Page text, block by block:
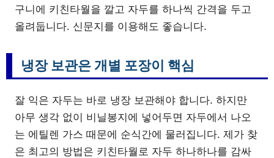
구니에 키친타월을 깔고 자두를 하나씩 간격을 두고
올려둡니다. 신문지를 이용해도 좋습니다.
냉장 보관은 개별 포장이 핵심
잘 익은 자두는 바로 냉장 보관해야 합니다. 하지만
아무 생각 없이 비닐봉지에 넣어두면 자두에서 나오
는 에틸렌 가스 때문에 순식간에 물러집니다. 제가 찾
은 최고의 방법은 키친타월로 자두 하나하나를 감싸